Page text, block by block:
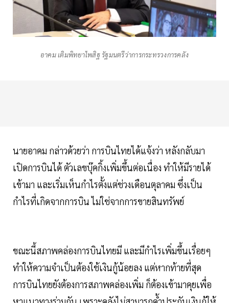
อาคม เติมพิทยาไพสิฐ รัฐมนตรีว่าการกระทรวงการคลัง
นายอาคม กล่าวด้วยว่า การบินไทยได้แจ้งว่า หลังกลับมา
เปิดการบินได้ ตัวเลขบุ๊คกิ้งเพิ่มขึ้นต่อเนื่อง ทำให้มีรายได้
เข้ามา และเริ่มเห็นกำไรตั้งแต่ช่วงเดือนตุลาคม ซึ่งเป็น
กำไรที่เกิดจากการบิน ไม่ใช่จากการขายสินทรัพย์
ขณะนี้สภาพคล่องการบินไทยมี และมีกำไรเพิ่มขึ้นเรื่อยๆ
ทำให้ความจำเป็นต้องใช้เงินกู้น้อยลง แต่หากท้ายที่สุด
การบินไทยยังต้องการสภาพคล่องเพิ่ม ก็ต้องเข้ามาคุยเพื่อ